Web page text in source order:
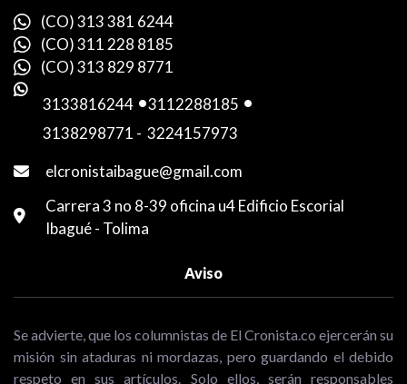
(CO) 313 381 6244
(CO) 311 228 8185
(CO) 313 829 8771
3133816244 -3112288185 -
3138298771 - 3224157973
elcronistaibague@gmail.com
Carrera 3 no 8-39 oficina u4 Edificio Escorial
Ibagué - Tolima
Aviso
Se advierte, que los columnistas de El Cronista.co ejercerán su
misión sin ataduras ni mordazas, pero guardando el debido
respeto en sus artículos. Solo ellos, serán responsables